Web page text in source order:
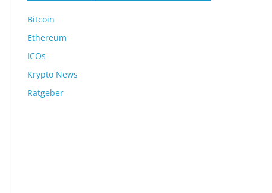
Bitcoin
Ethereum
ICOs
Krypto News
Ratgeber